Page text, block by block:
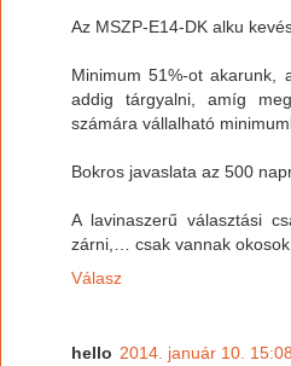
Az MSZP-E14-DK alku
Minimum 51%-ot akarunk,
addig tárgyalni, amíg
számára vállalható
Bokros javaslata az 500
A lavinaszerű választási
zárni,… csak vannak
Válasz
hello 2014. január 10. 15:08